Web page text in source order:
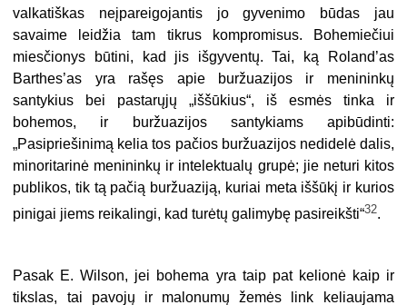
valkatiškas neįpareigojan­tis jo gyvenimo būdas jau
savaime leidžia tam tikrus kompromisus. Bohemiečiui
miesčionys būtini, kad jis išgyventų. Tai, ką Roland’as
Barthes’as yra rašęs apie buržuazijos ir menininkų
santykius bei pastarųjų „iššūkius“, iš esmės tinka ir
bohemos, ir buržuazijos santykiams apibūdinti:
„Pasipriešinimą kelia tos pačios buržuazijos nedidelė dalis,
minoritarinė menininkų ir intelektualų grupė; jie neturi kitos
publikos, tik tą pačią buržuaziją, kuriai meta iššūkį ir kurios
pinigai jiems reikalingi, kad turėtų galimybę pasireikšti“32.
Pasak E. Wilson, jei bohema yra taip pat kelionė kaip ir
tikslas, tai pavojų ir malonumų žemės link keliaujama